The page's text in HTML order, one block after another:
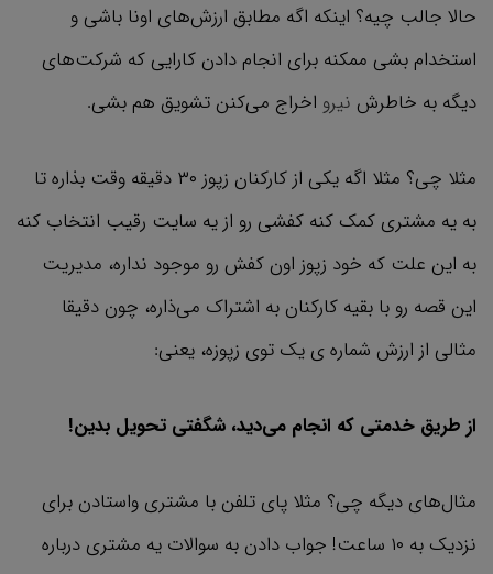
حالا جالب چیه؟ اینکه اگه مطابق ارزش‌های اونا باشی و
استخدام بشی ممکنه برای انجام دادن کارایی که شرکت‌های
دیگه به خاطرش نیرو اخراج می‌کنن تشویق هم بشی.
مثلا چی؟ مثلا اگه یکی از کارکنان زپوز ۳۰ دقیقه وقت بذاره تا
به یه مشتری کمک کنه کفشی رو از یه سایت رقیب انتخاب کنه
به این علت که خود زپوز اون کفش رو موجود نداره، مدیریت
این قصه رو با بقیه کارکنان به اشتراک می‌ذاره، چون دقیقا
مثالی از ارزش شماره ی یک توی زپوزه، یعنی:
از طریق خدمتی که انجام می‌دید، شگفتی تحویل بدین!
مثال‌های دیگه چی؟ مثلا پای تلفن با مشتری واستادن برای
نزدیک به ۱۰ ساعت! جواب دادن به سوالات یه مشتری درباره